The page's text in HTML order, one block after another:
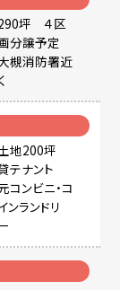
坪 ４区
分譲予定
槻消防署近
地200坪
テナント
コンビニ・コ
ンランドリ